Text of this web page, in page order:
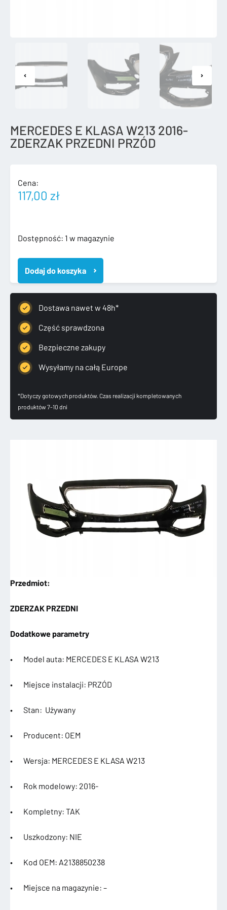
MERCEDES E KLASA W213 2016-
ZDERZAK PRZEDNI PRZÓD
Cena:
117,00 zł
Dostępność: 1 w magazynie
ilość
E
KLASA
W213
2016-
ZDERZAK
PRZEDNI
PRZÓD
Dodaj do koszyka
Dostawa nawet w 48h*
Część sprawdzona
Bezpieczne zakupy
Wysyłamy na całą Europe
*Dotyczy gotowych produktów. Czas realizacji kompletowanych
produktów 7-10 dni
Przedmiot:
ZDERZAK PRZEDNI
Dodatkowe parametry
• Model auta: MERCEDES E KLASA W213
• Miejsce instalacji: PRZÓD
• Stan: Używany
• Producent: OEM
• Wersja: MERCEDES E KLASA W213
• Rok modelowy: 2016-
• Kompletny: TAK
• Uszkodzony: NIE
• Kod OEM: A2138850238
• Miejsce na magazynie: –